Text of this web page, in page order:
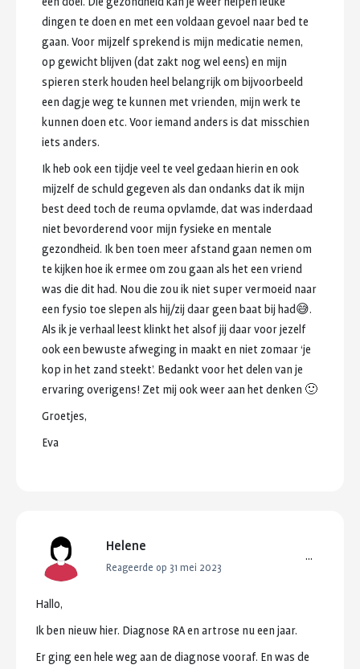
dingen te doen en met een voldaan gevoel naarbed te
gaan. Voor mijzelf sprekend is mijn medicatie nemen,
op gewicht blijven (dat zakt nog wel eens) en mijn
spieren sterk houden heel belangrijk om bijvoorbeeld
een dagje weg te kunnen met vrienden, mijn werk te
kunnen doen etc. Vooriemand anders is dat misschien
iets anders.
Ik heb ook een tijdje veel te veel gedaan hierin en ook
mijzelf de schuld gegeven als dan ondanks dat ik mijn
best deed toch de reumaopvlamde, dat was inderdaad
niet bevorderend voor mijn fysieke en mentale
gezondheid. Ik ben toen meerafstand gaan nemen om
te kijken hoe ik ermee om zougaan als het een vriend
was die dit had. Noudie zouik niet supervermoeid naar
een fysio toe slepen als hij/zij daargeen baat bij had😅.
Als ik je verhaal leest klinkt het alsof jij daarvoorjezelf
ook een bewuste afweging in maakt en niet zomaar‘je
kop in het zand steekt’. Bedankt voorhet delen van je
ervaring overigens! Zet mij ook weeraan het denken 🙂
Groetjes,
Eva
Helene
Reageerde op 31 mei 2023
...
Hallo,
Ik ben nieuwhier. Diagnose RAen artrose nueen jaar.
Erging een hele weg aan de diagnose vooraf. En was de